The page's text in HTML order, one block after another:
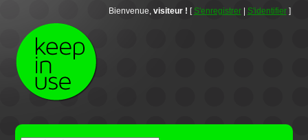
Bienvenue, visiteur ! [ S'enregistrer| S'identifier]